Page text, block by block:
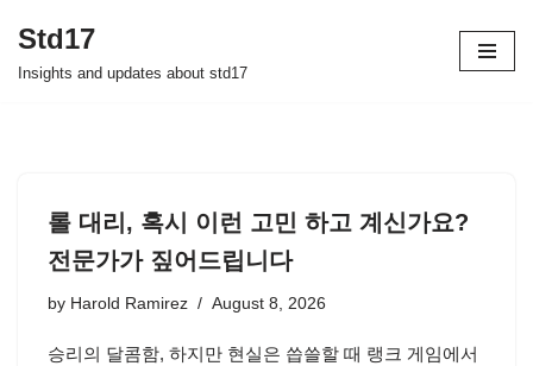
Skip
Std17
Insights and updates about std17
롤 대리, 혹시 이런 고민 하고 계신가요?
전문가가 짚어드립니다
by Harold Ramirez August 8, 2026
승리의 달콤함, 하지만 현실은 씁쓸할 때 랭크 게임에서